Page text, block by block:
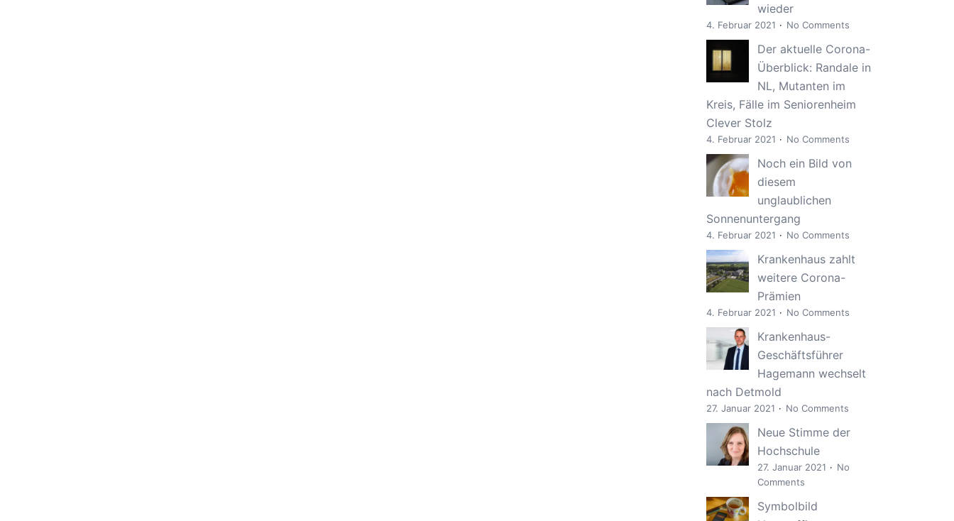
wieder
4. Februar 2021 No Comments
Der aktuelle Corona-
Überblick: Randale in
NL, Mutanten im
Kreis, Fälle im Seniorenheim
Clever Stolz
4. Februar 2021 No Comments
Noch ein Bild von
diesem
unglaublichen
Sonnenuntergang
4. Februar 2021 No Comments
Krankenhaus zahlt
weitere Corona-
Prämien
4. Februar 2021 No Comments
Krankenhaus-
Geschäftsführer
Hagemann wechselt
nach Detmold
27. Januar 2021 No Comments
Neue Stimme der
Hochschule
27. Januar 2021
No
Comments
Symbolbild